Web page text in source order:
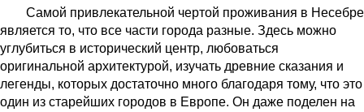
Самой привлекательной чертой проживания в Несебре
является то, что все части города разные. Здесь можно
углубиться в исторический центр, любоваться
оригинальной архитектурой, изучать древние сказания и
легенды, которых достаточно много благодаря тому, что это
один из старейших городов в Европе. Он даже поделен на